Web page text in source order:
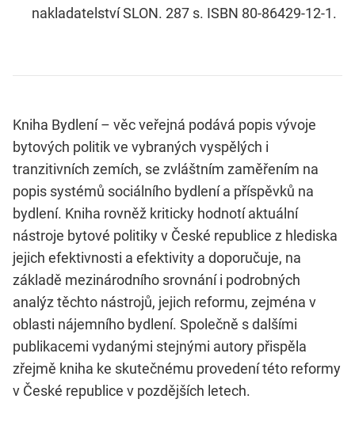
nakladatelství SLON. 287 s. ISBN 80-86429-12-1.
Kniha Bydlení – věc veřejná podává popis vývoje
bytových politik ve vybraných vyspělých i
tranzitivních zemích, se zvláštním zaměřením na
popis systémů sociálního bydlení a příspěvků na
bydlení. Kniha rovněž kriticky hodnotí aktuální
nástroje bytové politiky v České republice z hlediska
jejich efektivnosti a efektivity a doporučuje, na
základě mezinárodního srovnání i podrobných
analýz těchto nástrojů, jejich reformu, zejména v
oblasti nájemního bydlení. Společně s dalšími
publikacemi vydanými stejnými autory přispěla
zřejmě kniha ke skutečnému provedení této reformy
v České republice v pozdějších letech.